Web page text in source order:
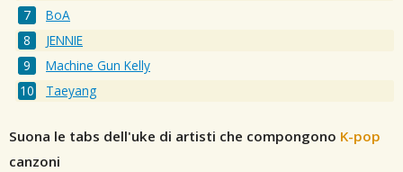
BoA
JENNIE
Machine Gun Kelly
Taeyang
Suona le tabs dell'uke di artisti che compongono K-pop
canzoni